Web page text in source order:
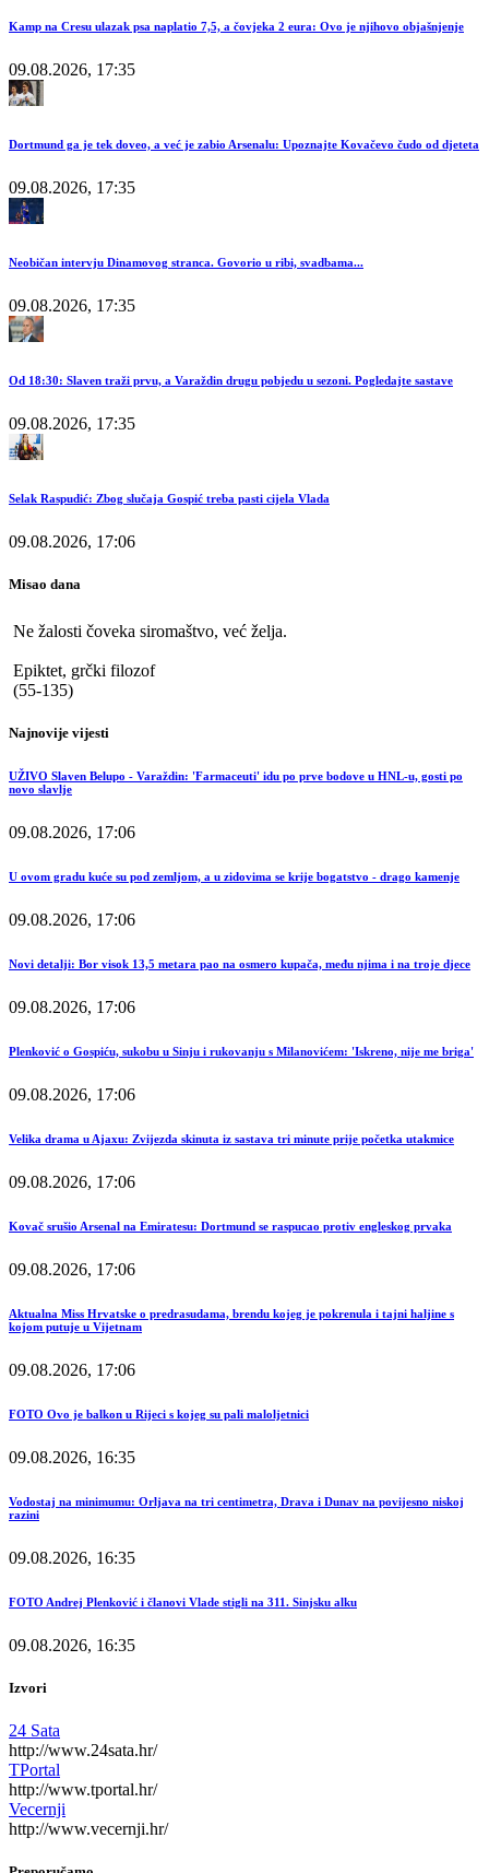
Kamp na Cresu ulazak psa naplatio 7,5, a čovjeka 2 eura: Ovo je njihovo objašnjenje
09.08.2026, 17:35
Dortmund ga je tek doveo, a već je zabio Arsenalu: Upoznajte Kovačevo čudo od djeteta
09.08.2026, 17:35
Neobičan intervju Dinamovog stranca. Govorio u ribi, svadbama...
09.08.2026, 17:35
Od 18:30: Slaven traži prvu, a Varaždin drugu pobjedu u sezoni. Pogledajte sastave
09.08.2026, 17:35
Selak Raspudić: Zbog slučaja Gospić treba pasti cijela Vlada
09.08.2026, 17:06
Misao dana
Ne žalosti čoveka siromaštvo, već želja.
Epiktet, grčki filozof
(55-135)
Najnovije vijesti
UŽIVO Slaven Belupo - Varaždin: 'Farmaceuti' idu po prve bodove u HNL-u, gosti po
novo slavlje
09.08.2026, 17:06
U ovom gradu kuće su pod zemljom, a u zidovima se krije bogatstvo - drago kamenje
09.08.2026, 17:06
Novi detalji: Bor visok 13,5 metara pao na osmero kupača, među njima i na troje djece
09.08.2026, 17:06
Plenković o Gospiću, sukobu u Sinju i rukovanju s Milanovićem: 'Iskreno, nije me briga'
09.08.2026, 17:06
Velika drama u Ajaxu: Zvijezda skinuta iz sastava tri minute prije početka utakmice
09.08.2026, 17:06
Kovač srušio Arsenal na Emiratesu: Dortmund se raspucao protiv engleskog prvaka
09.08.2026, 17:06
Aktualna Miss Hrvatske o predrasudama, brendu kojeg je pokrenula i tajni haljine s
kojom putuje u Vijetnam
09.08.2026, 17:06
FOTO Ovo je balkon u Rijeci s kojeg su pali maloljetnici
09.08.2026, 16:35
Vodostaj na minimumu: Orljava na tri centimetra, Drava i Dunav na povijesno niskoj
razini
09.08.2026, 16:35
FOTO Andrej Plenković i članovi Vlade stigli na 311. Sinjsku alku
09.08.2026, 16:35
Izvori
24 Sata
http://www.24sata.hr/
TPortal
http://www.tportal.hr/
Vecernji
http://www.vecernji.hr/